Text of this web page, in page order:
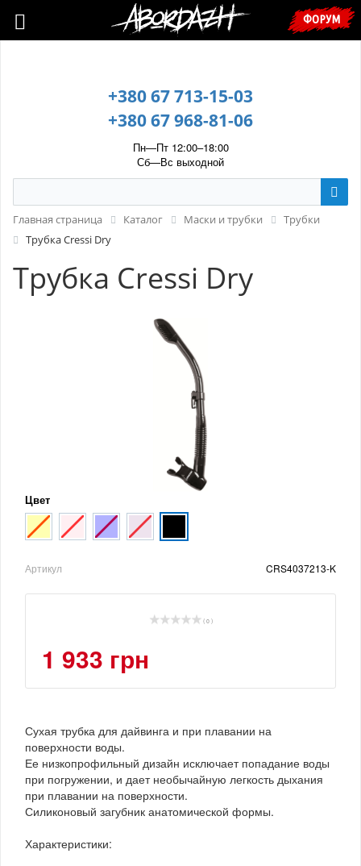
🇺🇦 У зв’язку з воєнним станом, прохання уточнювати ціну та
наявність у менеджера. 🇺🇦
+380 67 713-15-03
+380 67 968-81-06
Пн—Пт 12:00–18:00
Сб—Вс выходной
ФОРУМ
Главная страница Каталог Маски и трубки
Трубки
Трубка Cressi Dry
Трубка Cressi Dry
Цвет
Артикул CRS4037213-K
( 0 )
1 933 грн
Сухая трубка для дайвинга и при плавании на
поверхности воды.
Ее низкопрофильный дизайн исключает попадание воды
при погружении, и дает необычайную легкость дыхания
при плавании на поверхности.
Силиконовый загубник анатомической формы.
Характеристики: